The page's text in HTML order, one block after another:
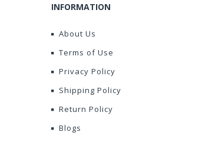
INFORMATION
About Us
Terms of Use
Privacy Policy
Shipping Policy
Return Policy
Blogs